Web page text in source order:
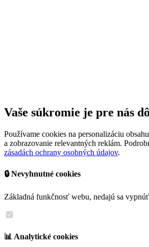
Vaše súkromie je pre nás
Používame cookies na personalizáciu
a zobrazovanie relevantných reklám.
zásadách ochrany osobných údajov.
🔒 Nevyhnutné cookies
Základná funkčnosť webu, nedajú sa vypnúť
📊 Analytické cookies